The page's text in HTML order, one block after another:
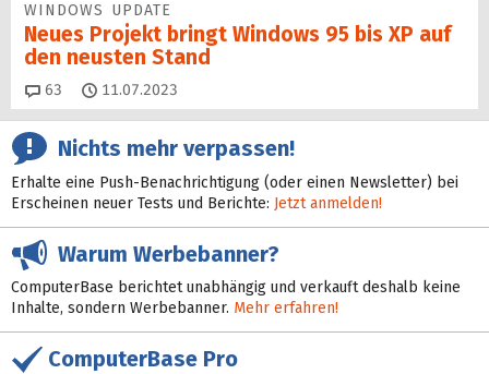
WINDOWS UPDATE
Neues Projekt bringt Windows 95 bis XP auf
den neusten Stand
63 Kommentare
11.07.2023
Nichts mehr verpassen!
Erhalte eine Push-Benachrichtigung (oder einen Newsletter) bei
Erscheinen neuer Tests und Berichte: Jetzt anmelden!
Warum Werbebanner?
ComputerBase berichtet unabhängig und verkauft deshalb keine
Inhalte, sondern Werbebanner. Mehr erfahren!
ComputerBase Pro